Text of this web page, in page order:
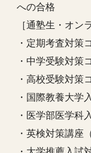
への合格
［通塾生・オン
・定期考査対策
・中学受験対策
・高校受験対策
・国際教養大学
・医学部医学科
・英検対策講座